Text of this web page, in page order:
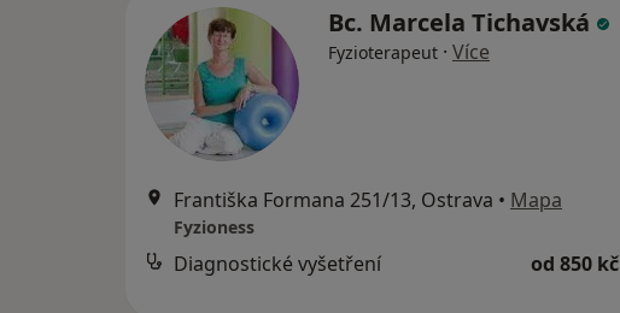
Bc. Marcela Tichavská
Fyzioterapeut · Více
Františka Formana 251/13, Ostrava • Mapa
Fyzioness
Diagnostické vyšetření od 850 kč